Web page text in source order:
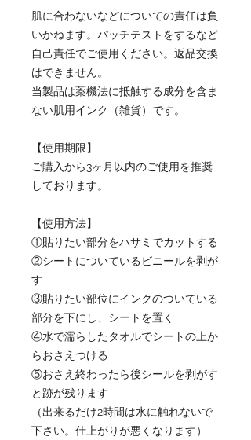
肌に合わないなどについての責任は負
いかねます。パッチテストをするなど
自己責任でご使用ください。返品交換
はできません。
当製品は薬機法に抵触する成分を含ま
ない肌用インク（雑貨）です。
【使用期限】
ご購入から3ヶ月以内のご使用を推奨
しております。
【使用方法】
①貼りたい部分をハサミでカットする
②シートについているビニールを剥が
す
③貼りたい部位にインクのついている
部分を下にし、シートを置く
④水で濡らしたタオルでシートの上か
らおさえつける
⑤おさえ終わったら後シールを剥がす
と跡が残ります
（出来るだけ2時間は水に触れないで
下さい。仕上がりが悪くなります）